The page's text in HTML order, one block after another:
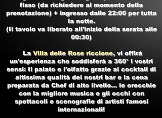
fisso (da richiedere al momento della
prenotazione) + ingresso dalle 22:00 per tutta
la notte.
(Il tavolo va liberato all'inizio della serata alle
00:30)
La Villa delle Rose riccione, vi offirà
un'esperienza che soddisferà a 360° i vostri
sensi: Il palato e l'olfatto grazie ai cocktail di
altissima qualità dei nostri bar e la cena
preparata da Chef di alto livello... le orecchie
con la migliore musica e gli occhi con
spettacoli e scenografie di artisti famosi
internazionali!